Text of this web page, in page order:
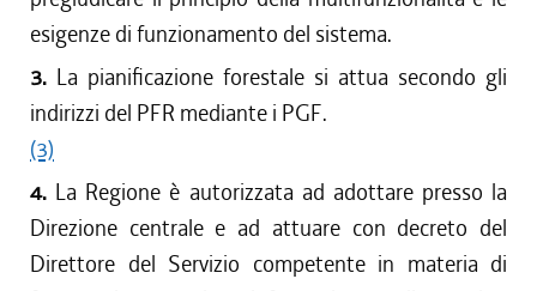
esigenze di funzionamento del sistema.
3. La pianificazione forestale si attua secondo gli
indirizzi del PFR mediante i PGF.
(3)
4. La Regione è autorizzata ad adottare presso la
Direzione centrale e ad attuare con decreto del
Direttore del Servizio competente in materia di